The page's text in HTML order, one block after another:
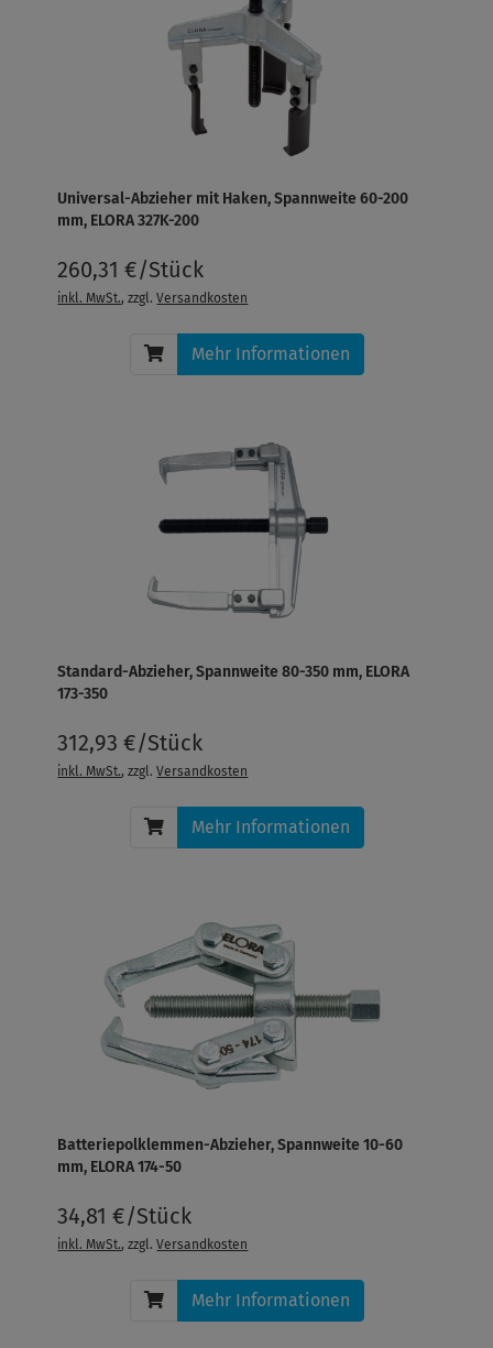
Universal-Abzieher mit Haken, Spannweite 60-200
mm, ELORA 327K-200
260,31 €/Stück
inkl. MwSt., zzgl.Versandkosten
Mehr Informationen
Standard-Abzieher, Spannweite 80-350 mm, ELORA
173-350
312,93 €/Stück
inkl. MwSt., zzgl.Versandkosten
Mehr Informationen
Batteriepolklemmen-Abzieher, Spannweite 10-60
mm, ELORA 174-50
34,81 €/Stück
inkl. MwSt., zzgl.Versandkosten
Mehr Informationen